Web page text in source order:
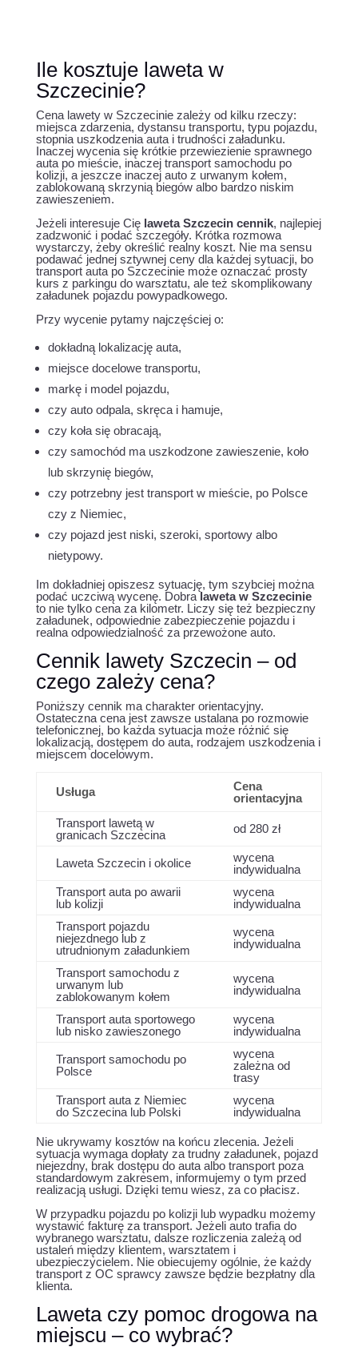
Ile kosztuje laweta w
Szczecinie?
Cena lawety w Szczecinie zależy od kilku rzeczy:
miejsca zdarzenia, dystansu transportu, typu pojazdu,
stopnia uszkodzenia auta i trudności załadunku.
Inaczej wycenia się krótkie przewiezienie sprawnego
auta po mieście, inaczej transport samochodu po
kolizji, a jeszcze inaczej auto z urwanym kołem,
zablokowaną skrzynią biegów albo bardzo niskim
zawieszeniem.
Jeżeli interesuje Cię laweta Szczecin cennik, najlepiej
zadzwonić i podać szczegóły. Krótka rozmowa
wystarczy, żeby określić realny koszt. Nie ma sensu
podawać jednej sztywnej ceny dla każdej sytuacji, bo
transport auta po Szczecinie może oznaczać prosty
kurs z parkingu do warsztatu, ale też skomplikowany
załadunek pojazdu powypadkowego.
Przy wycenie pytamy najczęściej o:
dokładną lokalizację auta,
miejsce docelowe transportu,
markę i model pojazdu,
czy auto odpala, skręca i hamuje,
czy koła się obracają,
czy samochód ma uszkodzone zawieszenie, koło
lub skrzynię biegów,
czy potrzebny jest transport w mieście, po Polsce
czy z Niemiec,
czy pojazd jest niski, szeroki, sportowy albo
nietypowy.
Im dokładniej opiszesz sytuację, tym szybciej można
podać uczciwą wycenę. Dobralaweta w Szczecinie
to nie tylko cena za kilometr. Liczy się też bezpieczny
załadunek, odpowiednie zabezpieczenie pojazdu i
realna odpowiedzialność za przewożone auto.
Cennik lawety Szczecin – od
czego zależy cena?
Poniższy cennik ma charakter orientacyjny.
Ostateczna cena jest zawsze ustalana po rozmowie
telefonicznej, bo każda sytuacja może różnić się
lokalizacją, dostępem do auta, rodzajem uszkodzenia i
miejscem docelowym.
Usługa
Cena
orientacyjna
Transport lawetą w
granicach Szczecina
od 280 zł
Laweta Szczecin i okolice
wycena
indywidualna
Transport auta po awarii
lub kolizji
wycena
indywidualna
Transport pojazdu
niejezdnego lub z
utrudnionym załadunkiem
wycena
indywidualna
Transport samochodu z
urwanym lub
zablokowanym kołem
wycena
indywidualna
Transport auta sportowego
lub nisko zawieszonego
wycena
indywidualna
Transport samochodu po
Polsce
wycena
zależna od
trasy
Transport auta z Niemiec
do Szczecina lub Polski
wycena
indywidualna
Nie ukrywamy kosztów na końcu zlecenia. Jeżeli
sytuacja wymaga dopłaty za trudny załadunek, pojazd
niejezdny, brak dostępu do auta albo transport poza
standardowym zakresem, informujemy o tym przed
realizacją usługi. Dzięki temu wiesz, za co płacisz.
W przypadku pojazdu po kolizji lub wypadku możemy
wystawić fakturę za transport. Jeżeli auto trafia do
wybranego warsztatu, dalsze rozliczenia zależą od
ustaleń między klientem, warsztatem i
ubezpieczycielem. Nie obiecujemy ogólnie, że każdy
transport z OC sprawcy zawsze będzie bezpłatny dla
klienta.
Laweta czy pomoc drogowa na
miejscu – co wybrać?